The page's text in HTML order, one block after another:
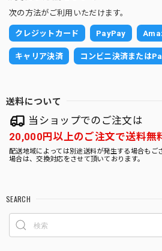
次の方法がご利用いただけます。
クレジットカード PayPay
キャリア決済 コンビニ決済または
送料について
当ショップでのご注文は
20,000円以上のご注文で送料無
配送地域によっては別途送料が発生する場合もご
場合は、交換対応をさせて頂いております。
SEARCH